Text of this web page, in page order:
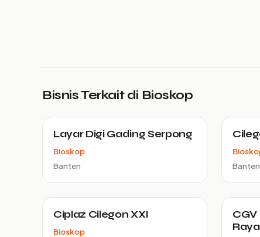
Bisnis Terkait di Bioskop
Layar Digi Gading Serpong
Bioskop
Banten
Banten
Ciplaz Cilegon XXI
Bioskop
Raya